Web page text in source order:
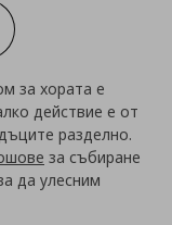
за хората е
действие е от
разделно.
за събиране
да улесним